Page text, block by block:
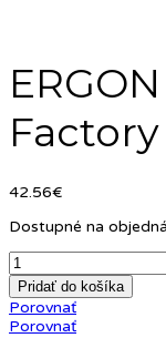
42.56€
Dostupné na
Pridať do košíka
Porovnať
Porovnať